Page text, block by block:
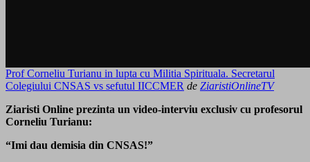
Prof Corneliu Turianu in lupta cu Militia Spirituala. Secretarul
Colegiului CNSAS vs sefutul IICCMER de ZiaristiOnlineTV
Ziaristi Online prezinta un video-interviu exclusiv cu profesorul
Corneliu Turianu:
“Imi dau demisia din CNSAS!”